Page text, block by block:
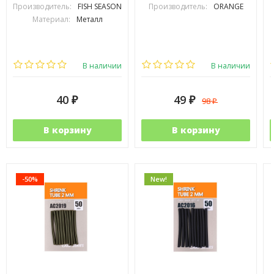
Производитель:
FISH SEASON
Материал:
Металл
В наличии
40 ₽
В корзину
Производитель: ORANGE
В наличии
49 ₽ 98₽
В корзину
-50% New!